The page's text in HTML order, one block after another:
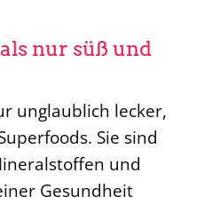
nur süß und
unglaublich lecker,
Sie sind
und
Gesundheit